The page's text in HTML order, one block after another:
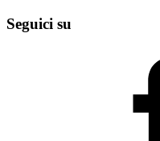
Seguici su